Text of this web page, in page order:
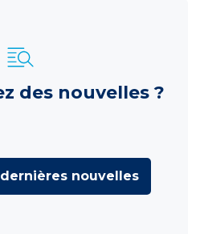
des nouvelles ?
nouvelles